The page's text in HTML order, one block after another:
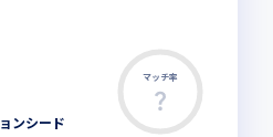
マッチ率
ンシード